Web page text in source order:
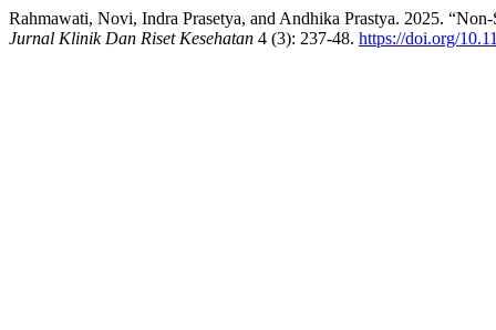
Rahmawati, Novi, Indra Prasetya, and Andhika Prastya. 2025.
Jurnal Klinik Dan Riset Kesehatan 4 (3): 237-48. https://doi.org/